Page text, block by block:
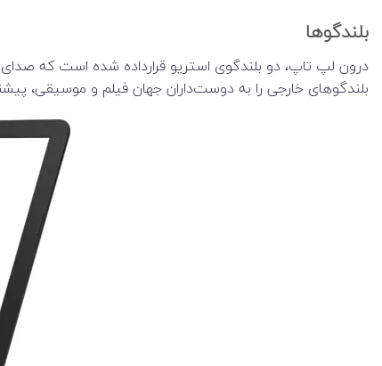
بلندگوها
درون لپ تاپ، دو بلندگوی استریو قرارداده شده‌ است که
بلندگوهای خارجی را به دوست‌داران جهان فیلم و موسیقی،